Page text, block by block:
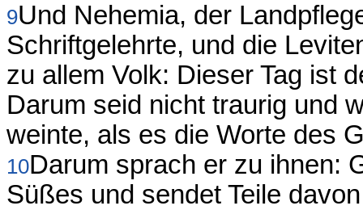
9Und Nehemia, der
Schriftgelehrte, und die
zu allem Volk: Dieser Tag ist
Darum seid nicht traurig und
weinte, als es die Worte des
10Darum sprach er zu ihnen:
Süßes und sendet Teile